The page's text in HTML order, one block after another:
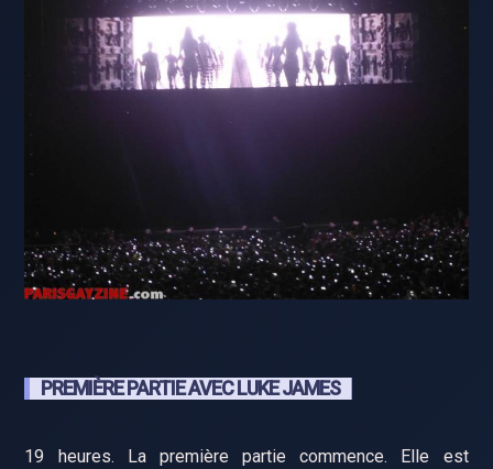
PREMIÈRE PARTIE AVEC LUKE JAMES
19 heures. La première partie commence. Elle est